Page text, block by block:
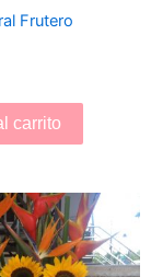
Frutero
carrito